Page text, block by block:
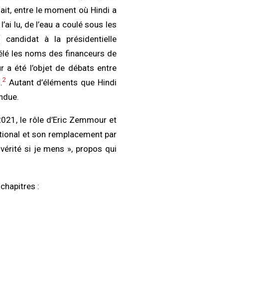
entre le moment où Hindi a
lu, de l’eau a coulé sous les
candidat à la présidentielle
les noms des financeurs de
a été l’objet de débats entre
2Autant d’éléments que Hindi
le rôle d’Eric Zemmour et
et son remplacement par
si je mens », propos qui
: